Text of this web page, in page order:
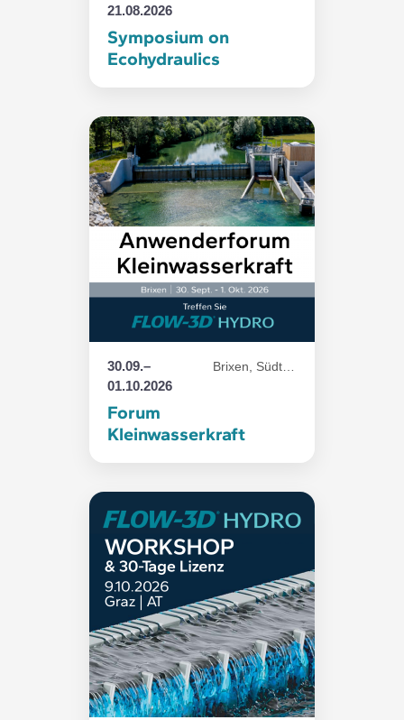
21.08.2026
Symposium on
Ecohydraulics
30.09.–
01.10.2026
Brixen, Südtirol
Forum
Kleinwasserkraft